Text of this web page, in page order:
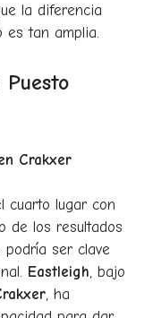
la diferencia
es tan amplia.
Crakxer
cuarto lugar con
de los resultados
ser clave
Eastleigh, bajo
, ha